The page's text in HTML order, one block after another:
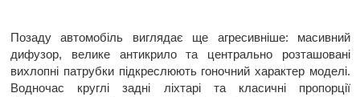
Позаду автомобіль виглядає ще агресивніше: масивний
дифузор, велике антикрило та центрально розташовані
вихлопні патрубки підкреслюють гоночний характер моделі.
Водночас круглі задні ліхтарі та класичні пропорції